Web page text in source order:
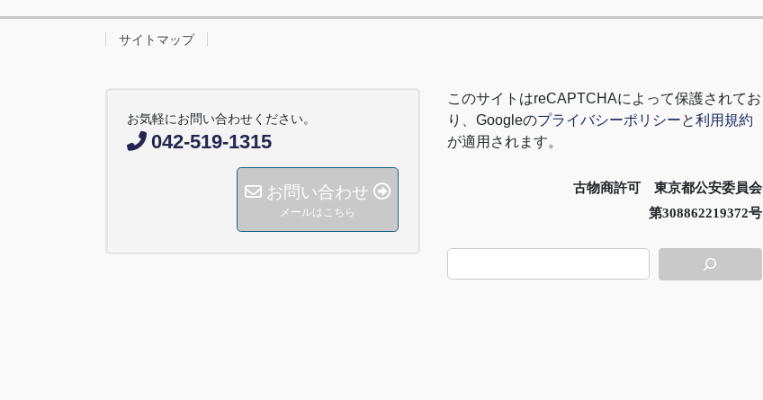
サイトマップ
お気軽にお問い合わせください。
042-519-1315
お問い合わせ
メールはこちら
このサイトはreCAPTCHAによって保護されてお
り、 Googleのプライバシーポリシーと利用規約
が適用されます。
古物商許可 東京都公安委員会
第308862219372号